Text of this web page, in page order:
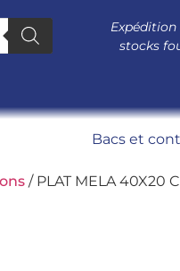
stocks
Bacs et
/ PLAT MELA 40X20